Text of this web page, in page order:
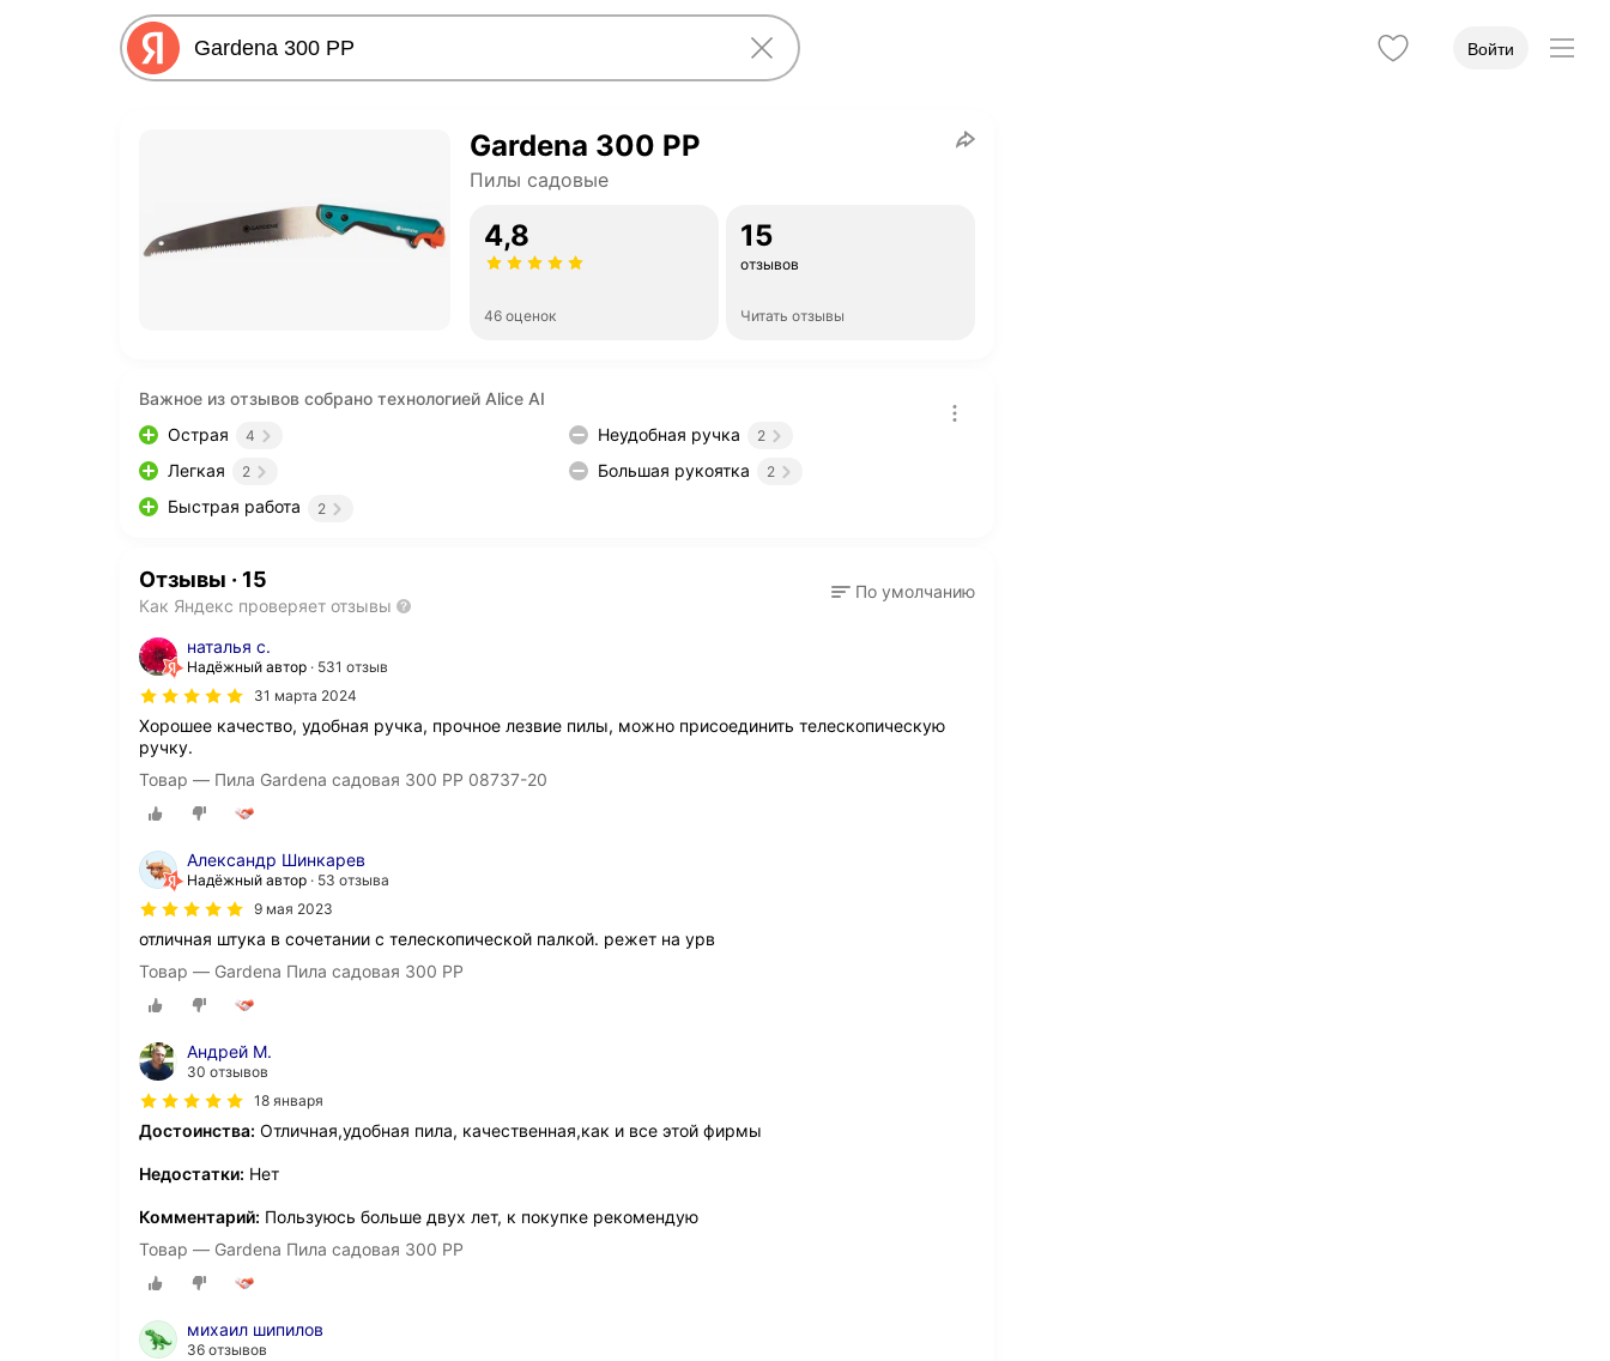
Войти
Gardena 300 PP
Пилы садовые
4,8
46 оценок
15
отзывов
Читать отзывы
Важное из отзывов собрано технологией Alice AI
Острая
4
Легкая 2
Быстрая работа 2
Неудобная ручка 2
Большая рукоятка 2
Отзывы · 15
Как Яндекс проверяет отзывы
По умолчанию
наталья с.
Надёжный автор
531 отзыв
31 марта 2024
Хорошее качество, удобная ручка, прочное лезвие пилы, можно присоединить телескопическую
ручку.
Товар — Пила Gardena садовая 300 PP 08737-20
Александр Шинкарев
Надёжный автор
53 отзыва
9 мая 2023
отличная штука в сочетании с телескопической палкой. режет на урв
Товар — Gardena Пила садовая 300 PP
Андрей М.
30 отзывов
18 января
Достоинства: Отличная,удобная пила, качественная,как и все этой фирмы
Недостатки: Нет
Комментарий: Пользуюсь больше двух лет, к покупке рекомендую
Товар — Gardena Пила садовая 300 PP
михаил шипилов
36 отзывов